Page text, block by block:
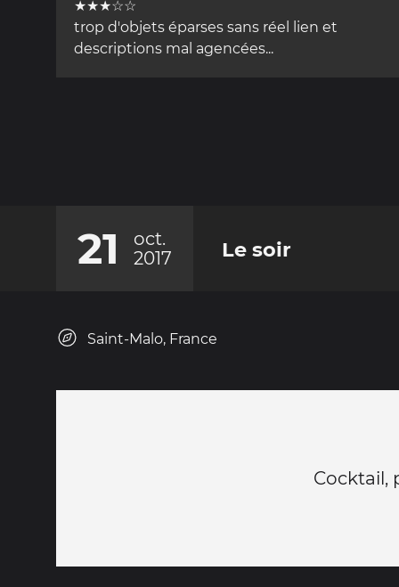
★★★☆☆
trop d'objets éparses sans réel lien et
descriptions mal agencées...
21
oct.
2017
Le soir
Saint-Malo, France
Cocktail,